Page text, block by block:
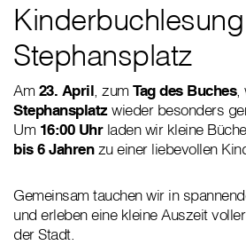
Stephansplatz
Am 23. April, zum Tag des Buches,
Stephansplatzwieder besonders
Um 16:00 Uhrladen wir kleine
bis 6 Jahrenzu einer liebevollen
Gemeinsam tauchen wir in
und erleben eine kleine Auszeit
der Stadt.